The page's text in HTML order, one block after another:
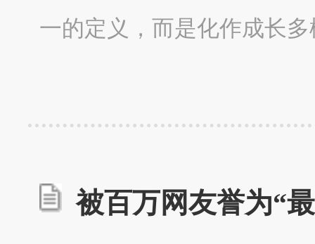
一的定义，而是化作成长
被百万网友誉为“